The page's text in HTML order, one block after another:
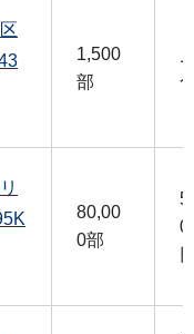
1,500
部
80,00
0部